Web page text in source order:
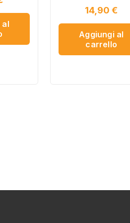
al
14,90€
Aggiungi al
carrello